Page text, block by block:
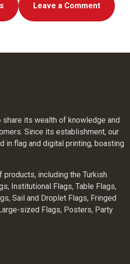
Leave a Comment
its wealth of knowledge and
Since its establishment, our
in flag and digital printing, boasting
including the Turkish
Institutional Flags, Table Flags,
Sail and Droplet Flags, Fringed
sized Flags, Posters, Party